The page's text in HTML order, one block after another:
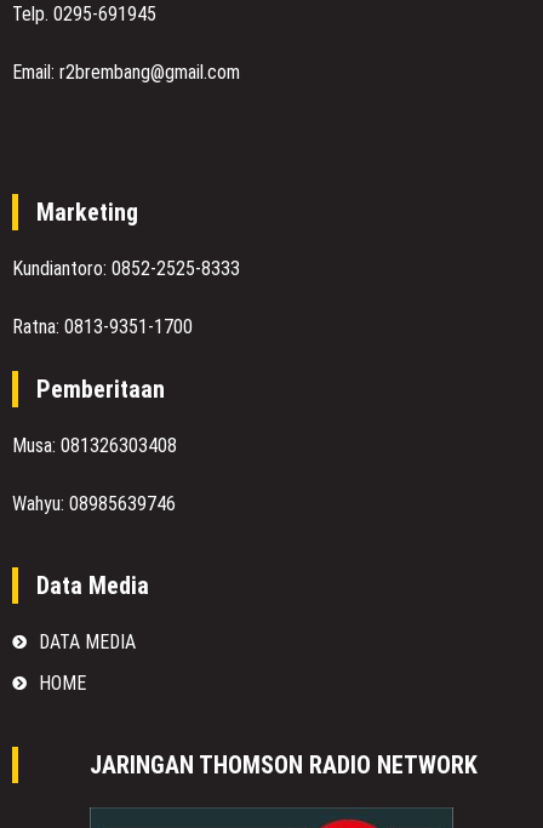
Telp. 0295-691945
Email: r2brembang@gmail.com
Marketing
Kundiantoro: 0852-2525-8333
Ratna: 0813-9351-1700
Pemberitaan
Musa: 081326303408
Wahyu: 08985639746
Data Media
DATA MEDIA
HOME
JARINGAN THOMSON RADIO NETWORK